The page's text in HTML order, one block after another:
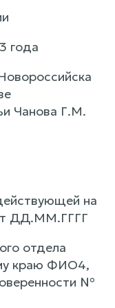
года
Чанова Г.М.
на
ДД.ММ.ГГГГ
отдела
краю ФИО4,
№